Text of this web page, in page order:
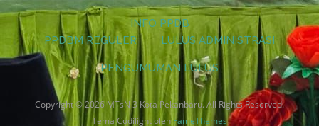
INFO PPDB
PPDBM REGULER
LULUS ADMINISTRASI
PENGUMUMAN LULUS
Copyright © 2026 MTsN 3 Kota Pekanbaru. All Rights Reserved.
Tema Codilight oleh FameThemes